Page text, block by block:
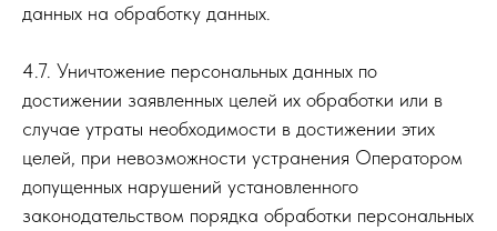
данных на обработку данных.
4.7. Уничтожение персональных данных по
достижении заявленных целей их обработки или в
случае утраты необходимости в достижении этих
целей, при невозможности устранения Оператором
допущенных нарушений установленного
законодательством порядка обработки персональных